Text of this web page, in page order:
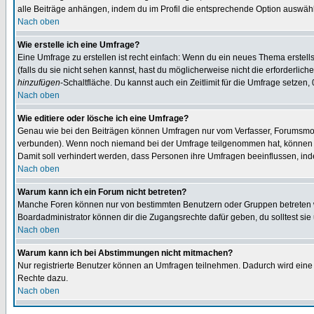
alle Beiträge anhängen, indem du im Profil die entsprechende Option
Nach oben
Wie erstelle ich eine Umfrage?
Eine Umfrage zu erstellen ist recht einfach: Wenn du ein neues Thema
(falls du sie nicht sehen kannst, hast du möglicherweise nicht die
hinzufügen-Schaltfläche. Du kannst auch ein Zeitlimit für die Umfrage
Nach oben
Wie editiere oder lösche ich eine Umfrage?
Genau wie bei den Beiträgen können Umfragen nur vom Verfasser,
verbunden). Wenn noch niemand bei der Umfrage teilgenommen hat,
Damit soll verhindert werden, dass Personen ihre Umfragen beeinflussen,
Nach oben
Warum kann ich ein Forum nicht betreten?
Manche Foren können nur von bestimmten Benutzern oder Gruppen
Boardadministrator können dir die Zugangsrechte dafür geben, du solltest
Nach oben
Warum kann ich bei Abstimmungen nicht mitmachen?
Nur registrierte Benutzer können an Umfragen teilnehmen. Dadurch wird
Rechte dazu.
Nach oben